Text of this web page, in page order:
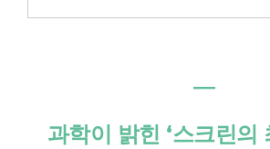
―
과학이 밝힌 ‘스크린의